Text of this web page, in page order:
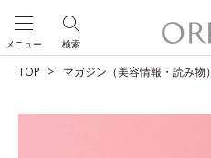
検索
メニュー
TOP マガジン（美容情報・読み物）